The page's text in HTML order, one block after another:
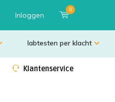
Inloggen
0
labtesten per klacht
Klantenservice